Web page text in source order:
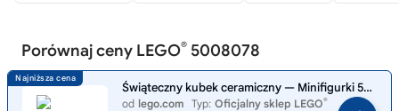
Porównaj ceny LEGO® 5008078
Świąteczny kubek ceramiczny — Minifigurki 5008078
od lego.com Typ: Oficjalny sklep LEGO®